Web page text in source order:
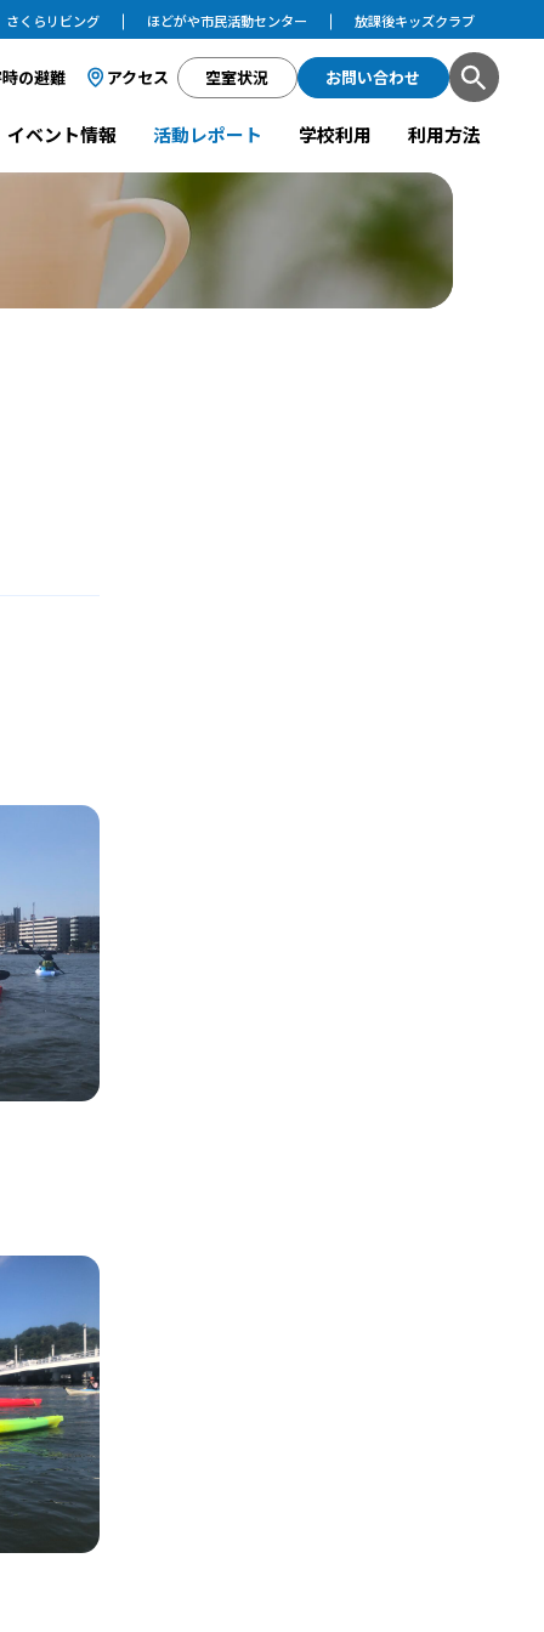
さくらリビング ほどがや市民活動センター 放課後キッズクラブ
の避難 アクセス 空室状況 お問い合わせ
イベント情報 活動レポート 学校利用 利用方法